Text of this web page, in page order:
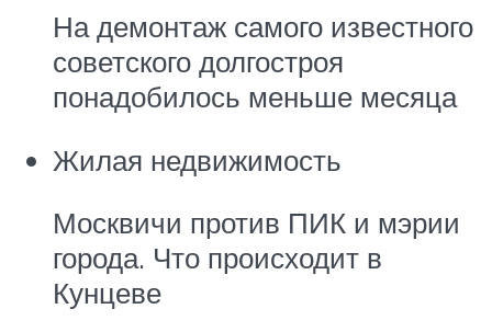
На демонтаж самого известного
советского долгостроя
понадобилось меньше месяца
Жилая недвижимость
Москвичи против ПИК и мэрии
города. Что происходит в
Кунцеве